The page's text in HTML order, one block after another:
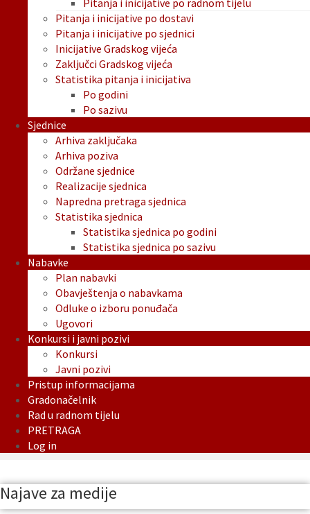
Pitanja i inicijative po radnom tijelu
Pitanja i inicijative po dostavi
Pitanja i inicijative po sjednici
Inicijative Gradskog vijeća
Zaključci Gradskog vijeća
Statistika pitanja i inicijativa
Po godini
Po sazivu
Sjednice
Arhiva zaključaka
Arhiva poziva
Održane sjednice
Realizacije sjednica
Napredna pretraga sjednica
Statistika sjednica
Statistika sjednica po godini
Statistika sjednica po sazivu
Nabavke
Plan nabavki
Obavještenja o nabavkama
Odluke o izboru ponuđača
Ugovori
Konkursi i javni pozivi
Konkursi
Javni pozivi
Pristup informacijama
Gradonačelnik
Rad u radnom tijelu
PRETRAGA
Log in
Najave za medije